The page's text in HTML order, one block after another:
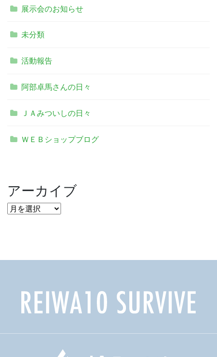
展示会のお知らせ
未分類
活動報告
阿部卓馬さんの日々
ＪＡみついしの日々
ＷＥＢショップブログ
アーカイブ
ア